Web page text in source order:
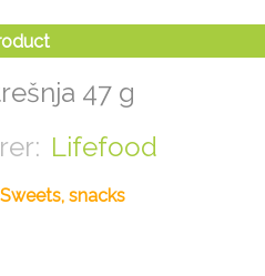
47 g
Lifefood
Sweets, snacks